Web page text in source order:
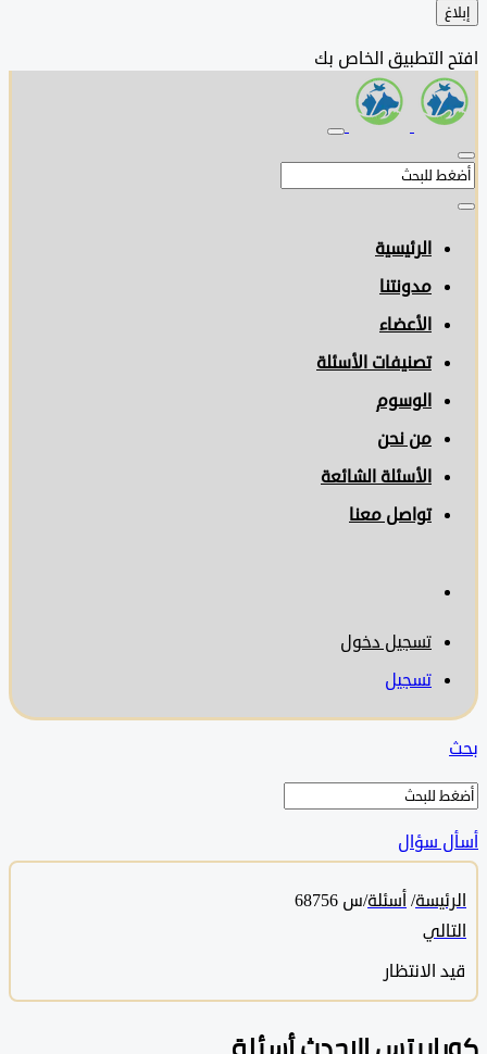
التطبيق الخاص بك
الرئيسية
مدونتنا
الأعضاء
تصنيفات الأسئلة
الوسوم
من نحن
الأسئلة الشائعة
تواصل معنا
تسجيل دخول
تسجيل
سؤال
/ أسئلة/س 68756
الانتظار